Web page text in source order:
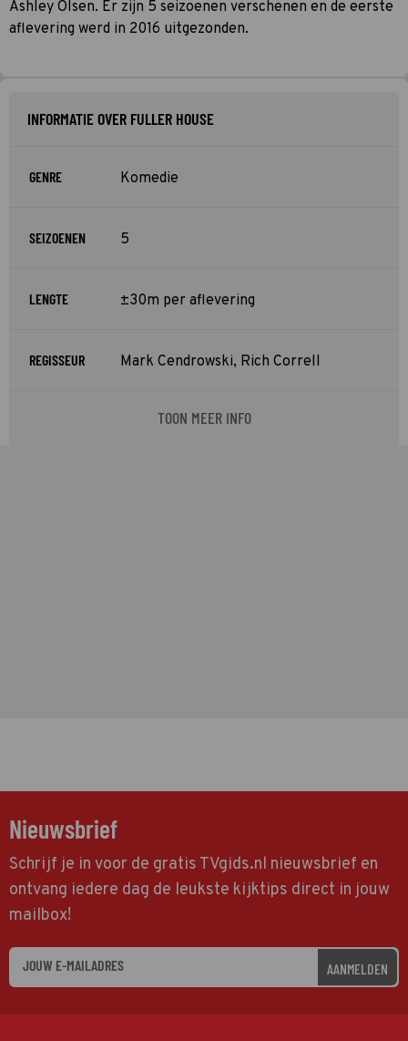
Ashley Olsen. Er zijn 5 seizoenen verschenen en de eerste
aflevering werd in 2016 uitgezonden.
INFORMATIE OVER FULLER HOUSE
GENRE Komedie
SEIZOENEN 5
LENGTE ±30m per aflevering
REGISSEUR Mark Cendrowski, Rich Correll
TOON MEER INFO
Nieuwsbrief
Schrijf je in voor de gratis TVgids.nl nieuwsbrief en
ontvang iedere dag de leukste kijktips direct in jouw
mailbox!
AANMELDEN